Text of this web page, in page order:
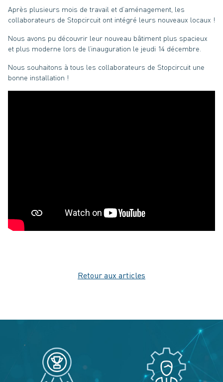
Après plusieurs mois de travail et d’aménagement, les
collaborateurs de Stopcircuit ont intégré leurs nouveaux locaux !
Nous avons pu découvrir leur nouveau bâtiment plus spacieux
et plus moderne lors de l’inauguration le jeudi 14 décembre.
Nous souhaitons à tous les collaborateurs de Stopcircuit une
bonne installation !
Retour aux articles